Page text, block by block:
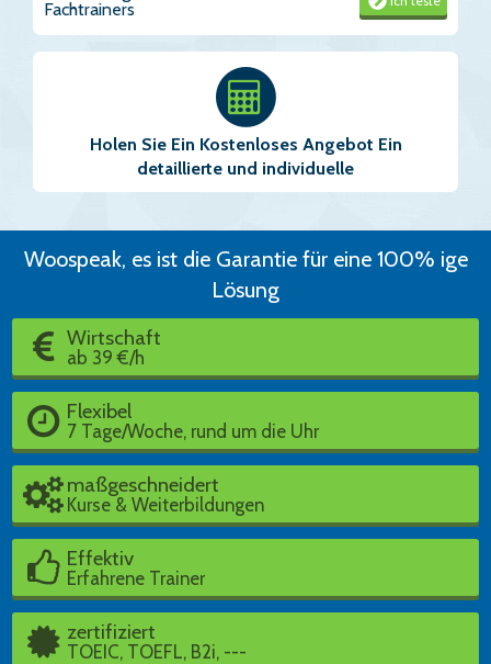
Fachtrainers
Holen Sie Ein Kostenloses Angebot Ein
detaillierte und individuelle
Woospeak, es ist die Garantie für eine 100% ige
Lösung
Wirtschaft
ab 39 €/h
Flexibel
7 Tage/Woche, rund um die Uhr
maßgeschneidert
Kurse & Weiterbildungen
Effektiv
Erfahrene Trainer
zertifiziert
TOEIC, TOEFL, B2i, ---